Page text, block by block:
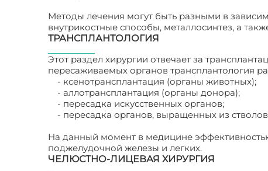
Методы лечения могут быть разными в
внутрикостные способы, металлосинтез, а
ТРАНСПЛАНТОЛОГИЯ
Этот раздел хирургии отвечает за
пересаживаемых органов трансплантология
- ксенотрансплантация (органы животных);
- аллотрансплантация (органы донора);
- пересадка искусственных органов;
- пересадка органов, выращенных из
На данный момент в медицине
поджелудочной железы и легких.
ЧЕЛЮСТНО-ЛИЦЕВАЯ ХИРУРГИЯ